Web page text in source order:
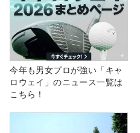
今年も男女プロが強い「キャ
ロウェイ」のニュース一覧は
こちら！